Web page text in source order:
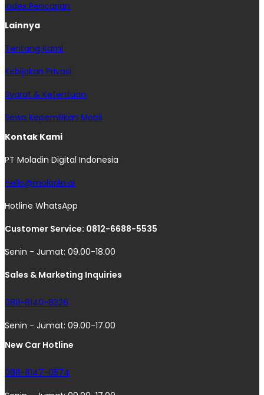
Index Pencarian
Lainnya
Tentang Kami
Kebijakan Privasi
Syarat & Ketentuan
Sewa Kepemilikan Mobil
Kontak Kami
PT Moladin Digital Indonesia
hello@moladin.ai
Hotline WhatsApp
Customer Service: 0812-6688-5535
Senin - Jumat: 09.00-18.00
Sales & Marketing Inquiries
0811-8140-8326
Senin - Jumat: 09.00-17.00
New Car Hotline
0811-8147-0574